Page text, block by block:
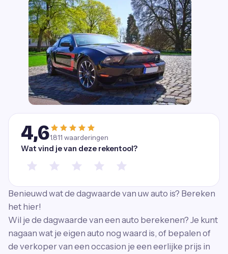
4,61.811 waarderingen
Wat vind je van deze rekentool?
Benieuwd wat de dagwaarde van uw auto is? Bereken
het hier!
Wil je de dagwaarde van een auto berekenen? Je kunt
nagaan wat je eigen auto nog waard is, of bepalen of
de verkoper van een occasion je een eerlijke prijs in